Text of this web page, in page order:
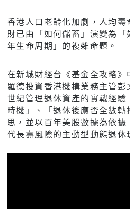
香港人口老齡化加劇，人均壽
財已由「如何儲蓄」演變為「
年生命周期」的複雜命題。
在新城財經台《基金全攻略》
羅德投資香港機構業務主管彭
世紀管理退休資產的實戰經驗
時機」、「退休後應否全數轉
思，並以百年美股數據為依據
代長壽風險的主動型動態退休